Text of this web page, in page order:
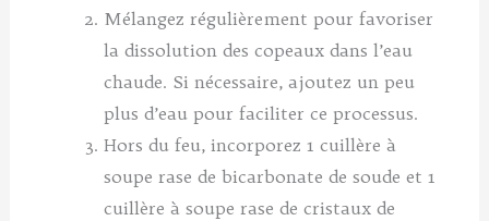
Mélangez régulièrement pour favoriser
la dissolution des copeaux dans l’eau
chaude. Si nécessaire, ajoutez un peu
plus d’eau pour faciliter ce processus.
Hors du feu, incorporez 1 cuillère à
soupe rase de bicarbonate de soude et 1
cuillère à soupe rase de cristaux de